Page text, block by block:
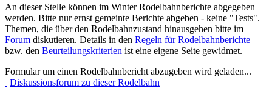
An dieser Stelle können im Winter Rodelbahnberichte abgegeben
werden. Bitte nur ernst gemeinte Berichte abgeben - keine "Tests".
Themen, die über den Rodelbahnzustand hinausgehen bitte im
Forum diskutieren. Details in den Regeln für Rodelbahnberichte
bzw. den Beurteilungskriterien ist eine eigene Seite gewidmet.
Formular um einen Rodelbahnbericht abzugeben wird geladen...
Diskussionsforum zu dieser Rodelbahn